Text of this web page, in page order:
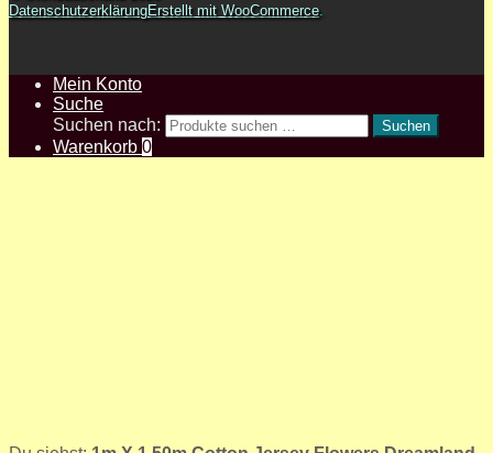
DatenschutzerklärungErstellt mit WooCommerce.
Mein Konto
Suche
Suchen nach:
Suchen
Warenkorb 0